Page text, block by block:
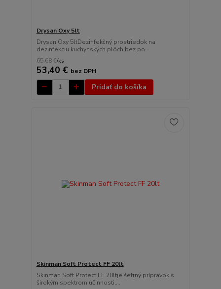
Drysan Oxy 5lt
Drysan Oxy 5ltDezinfekčný prostriedok na
dezinfekciu kuchynských plôch bez po...
65,68 €/ks
53,40 € bez DPH
Pridať do košíka
Skinman Soft Protect FF 20lt
Skinman Soft Protect FF 20ltje šetrný prípravok s
širokým spektrom účinnosti,...